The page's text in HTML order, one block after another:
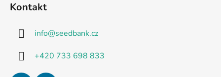
Kontakt
info@seedbank.cz
+420 733 698 833